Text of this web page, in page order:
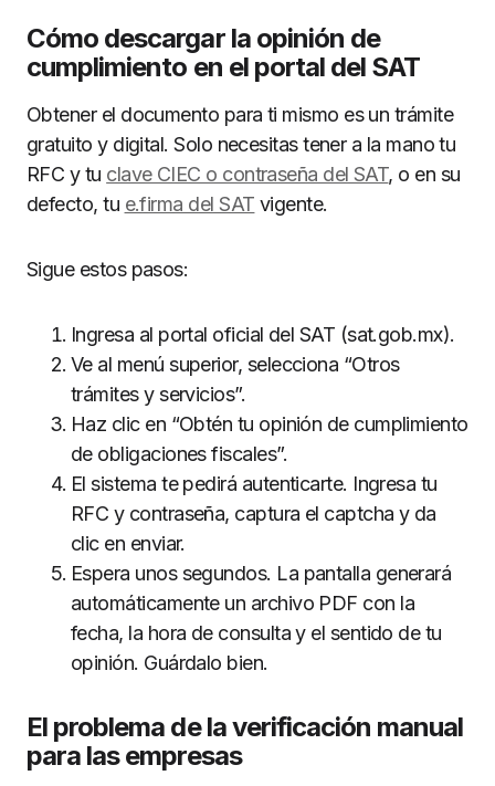
Cómo descargar la opinión de
cumplimiento en el portal del SAT
Obtener el documento para ti mismo es un trámite
gratuito y digital. Solo necesitas tener a la mano tu
RFC y tu clave CIEC o contraseña del SAT, o en su
defecto, tu e.firma del SAT vigente.
Sigue estos pasos:
Ingresa al portal oficial del SAT (sat.gob.mx).
Ve al menú superior, selecciona “Otros
trámites y servicios”.
Haz clic en “Obtén tu opinión de cumplimiento
de obligaciones fiscales”.
El sistema te pedirá autenticarte. Ingresa tu
RFC y contraseña, captura el captcha y da
clic en enviar.
Espera unos segundos. La pantalla generará
automáticamente un archivo PDF con la
fecha, la hora de consulta y el sentido de tu
opinión. Guárdalo bien.
El problema de la verificación manual
para las empresas